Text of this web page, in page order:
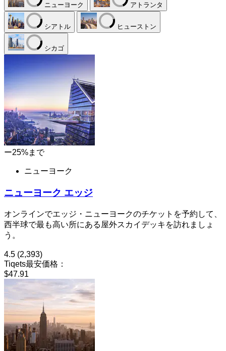
ニューヨーク アトランタ
シアトル ヒューストン
シカゴ
ー25%まで
ニューヨーク
ニューヨーク エッジ
オンラインでエッジ・ニューヨークのチケットを予約して、
西半球で最も高い所にある屋外スカイデッキを訪れましょ
う。
4.5 (2,393)
Tiqets最安価格：
$47.91